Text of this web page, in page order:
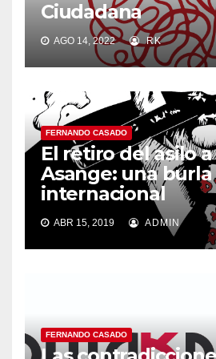
Ciudadana
AGO 14, 2022 RK
FERNANDO CASADO
El retiro del asilo
Asange: una
internacional
ABR 15, 2019 ADMIN
FERNANDO CASADO